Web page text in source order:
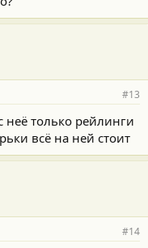
#13
неё только рейлинги
всё на ней стоит
#14